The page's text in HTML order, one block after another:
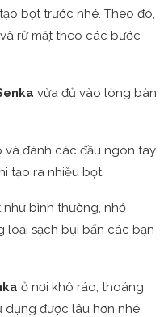
bọt trước nhé. Theo đó,
rử mặt theo các bước
vừa đủ vào lòng bàn
và đánh các đầu ngón tay
tạo ra nhiều bọt.
như bình thường, nhớ
loại sạch bụi bẩn các bạn
ở nơi khô ráo, thoáng
dụng được lâu hơn nhé